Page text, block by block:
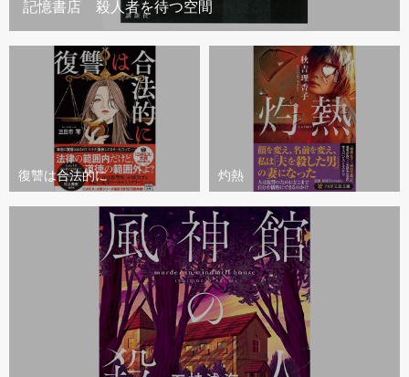
記憶書店 殺人者を待つ空間
復讐は合法的に 灼熱